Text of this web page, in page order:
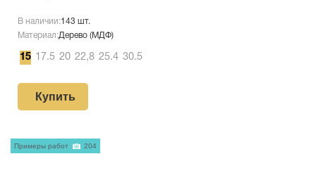
В наличии:143 шт.
Материал:Дерево (МДФ)
15 17.5 20 22,8 25.4 30.5
Купить
Примеры работ 204